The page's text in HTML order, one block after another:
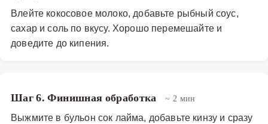
Влейте кокосовое молоко, добавьте рыбный соус,
сахар и соль по вкусу. Хорошо перемешайте и
доведите до кипения.
Шаг 6. Финишная обработка ~ 2 мин
Выжмите в бульон сок лайма, добавьте кинзу и сразу